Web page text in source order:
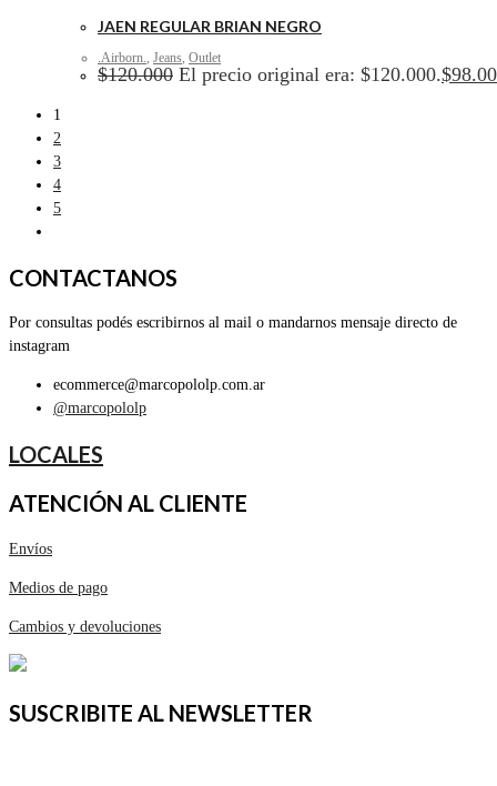
JAEN REGULAR BRIAN NEGRO
.Airborn., Jeans, Outlet
$120.000 El precio original era: $120.000.$
1
2
3
4
5
CONTACTANOS
Por consultas podés escribirnos al mail o mandarnos mensaje directo de
instagram
ecommerce@marcopololp.com.ar
@marcopololp
LOCALES
ATENCIÓN AL CLIENTE
Envíos
Medios de pago
Cambios y devoluciones
SUSCRIBITE AL NEWSLETTER